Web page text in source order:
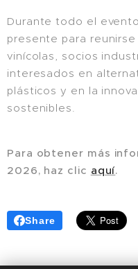
Durante todo el
presente para
vinícolas, socios
interesados en
plásticos y en la
sostenibles.
Para obtener más
2026, haz clic aquí.
Share